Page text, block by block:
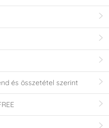
és összetétel szerint